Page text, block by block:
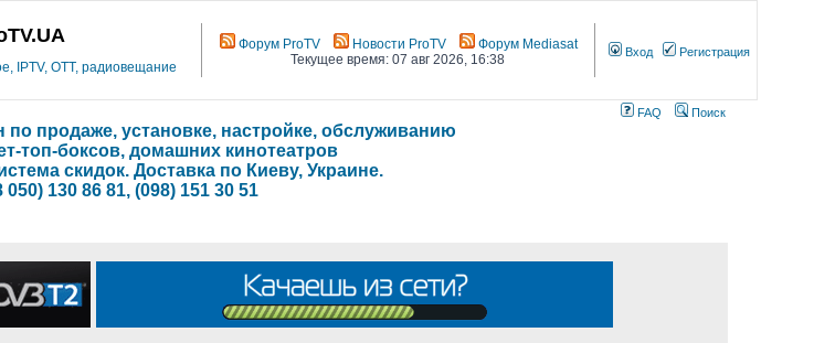
IPTV, OTT, радиовещание
Форум ProTV Новости ProTV
Форум Mediasat
Текущее время: 07 авг 2026, 16:38
Вход Регистрация
FAQ Поиск
по продаже, установке, настройке, обслуживанию
топ-боксов, домашних кинотеатров
скидок. Доставка по Киеву, Украине.
050) 130 86 81, (098) 151 30 51